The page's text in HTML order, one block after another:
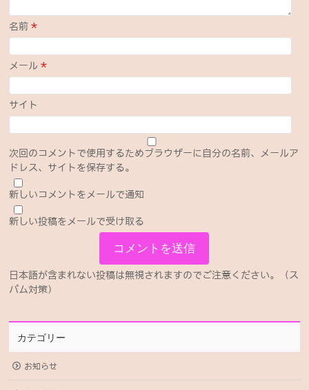
名前*
メール*
サイト
次回のコメントで使用するためブラウザーに自分の名前、メールア
ドレス、サイトを保存する。
新しいコメントをメールで通知
新しい投稿をメールで受け取る
日本語が含まれない投稿は無視されますのでご注意ください。（ス
パム対策）
カテゴリー
お知らせ